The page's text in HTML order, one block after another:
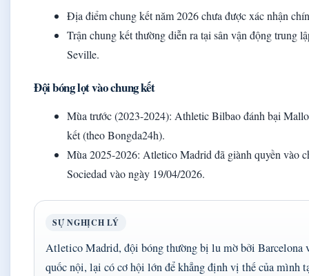
Địa điểm chung kết năm 2026 chưa được xác nhận
Trận chung kết thường diễn ra tại sân vận động trung
Seville.
Đội bóng lọt vào chung kết
Mùa trước (2023-2024): Athletic Bilbao đánh bại
kết (theo Bongda24h).
Mùa 2025-2026: Atletico Madrid đã giành quyền vào
Sociedad vào ngày 19/04/2026.
SỰ NGHỊCH LÝ
Atletico Madrid, đội bóng thường bị lu mờ bởi Barcelona
quốc nội, lại có cơ hội lớn để khẳng định vị thế của mình